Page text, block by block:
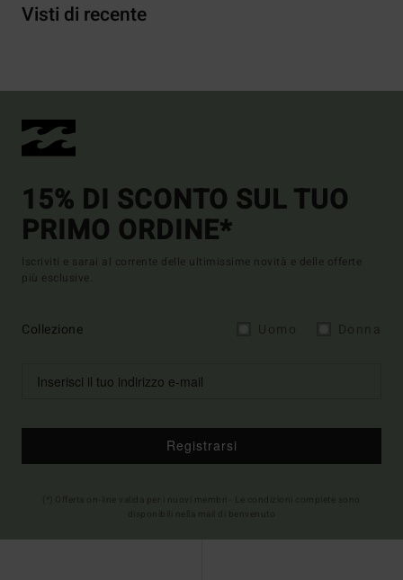
Visti di recente
15% DI SCONTO SUL TUO
PRIMO ORDINE*
Iscriviti e sarai al corrente delle ultimissime novità e delle offerte
più esclusive.
Collezione
Registrarsi